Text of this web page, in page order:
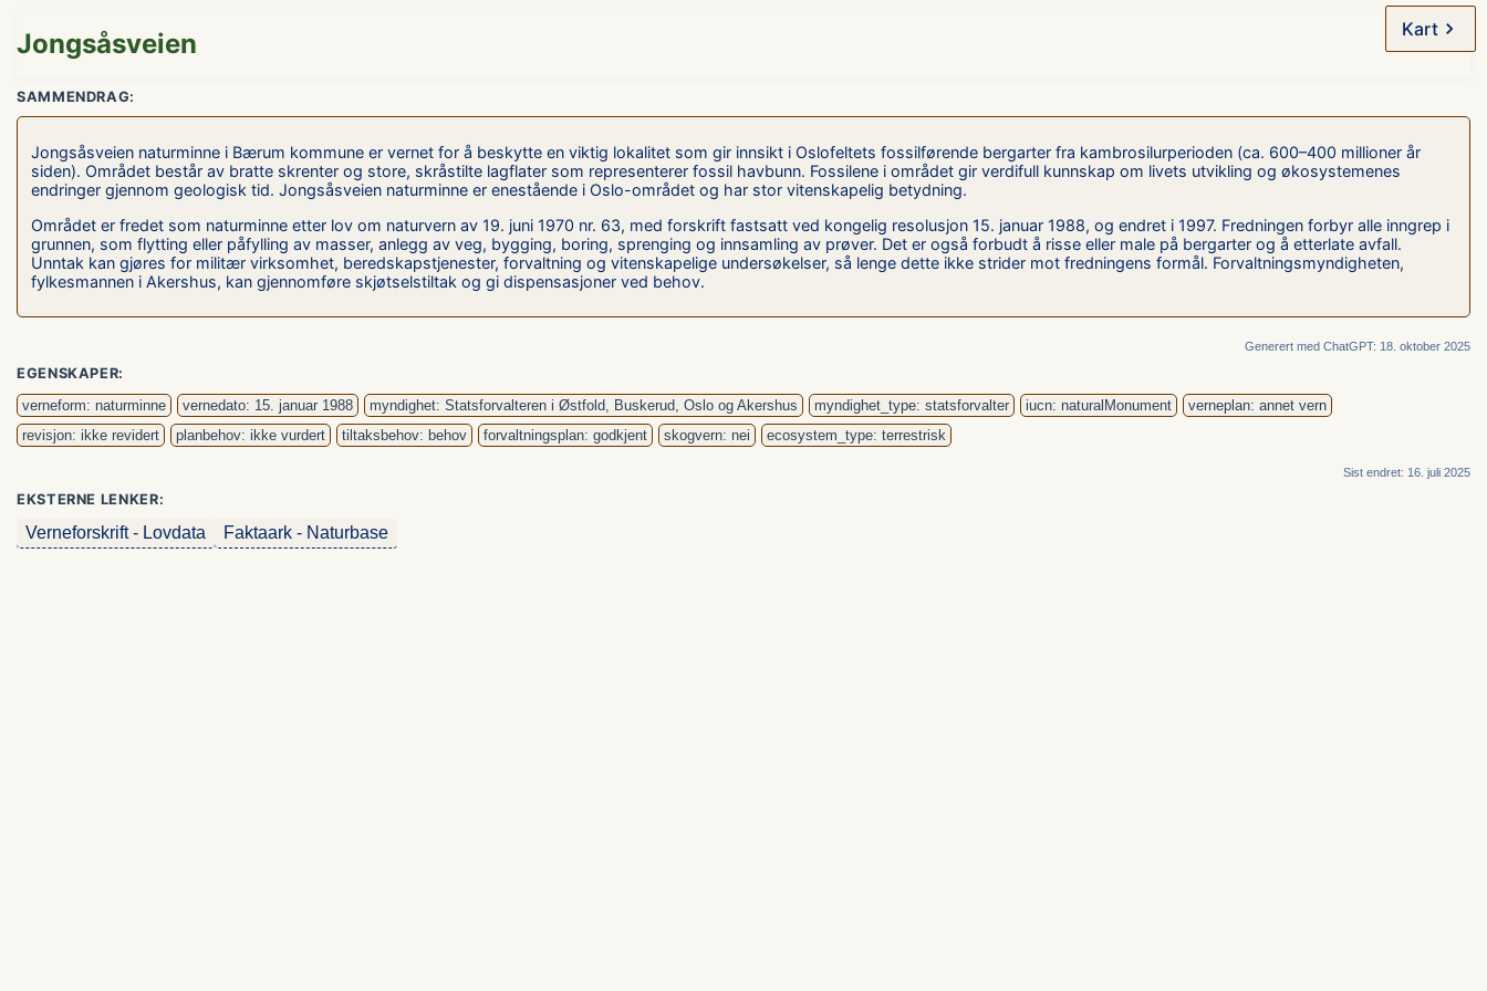
Kart
Jongsåsveien
SAMMENDRAG:
Jongsåsveien naturminne i Bærum kommune er vernet for å beskytte en viktig lokalitet som gir innsikt i Oslofeltets fossilførende bergarter fra kambrosilurperioden (ca. 600–400 millioner år
siden). Området består av bratte skrenter og store, skråstilte lagflater som representerer fossil havbunn. Fossilene i området gir verdifull kunnskap om livets utvikling og økosystemenes
endringer gjennom geologisk tid. Jongsåsveien naturminne er enestående i Oslo-området og har stor vitenskapelig betydning.
Området er fredet som naturminne etter lov om naturvern av 19. juni 1970 nr. 63, med forskrift fastsatt ved kongelig resolusjon 15. januar 1988, og endret i 1997. Fredningen forbyr alle inngrep i
grunnen, som flytting eller påfylling av masser, anlegg av veg, bygging, boring, sprenging og innsamling av prøver. Det er også forbudt å risse eller male på bergarter og å etterlate avfall.
Unntak kan gjøres for militær virksomhet, beredskapstjenester, forvaltning og vitenskapelige undersøkelser, så lenge dette ikke strider mot fredningens formål. Forvaltningsmyndigheten,
fylkesmannen i Akershus, kan gjennomføre skjøtselstiltak og gi dispensasjoner ved behov.
Generert med ChatGPT: 18. oktober 2025
EGENSKAPER:
verneform: naturminne
vernedato: 15. januar 1988 myndighet: Statsforvalteren i Østfold, Buskerud, Oslo og Akershus myndighet_type: statsforvalter iucn: naturalMonument
verneplan: annet vern
revisjon: ikke revidert
planbehov: ikke vurdert tiltaksbehov: behov forvaltningsplan: godkjent skogvern: nei ecosystem_type: terrestrisk
Sist endret: 16. juli 2025
EKSTERNE LENKER:
Verneforskrift - Lovdata Faktaark - Naturbase